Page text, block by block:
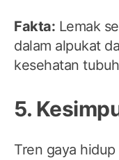
Fakta: Lemak
dalam alpukat
kesehatan
5.
Tren gaya